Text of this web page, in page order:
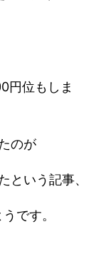
円位もしま
のが
という記事、
です。